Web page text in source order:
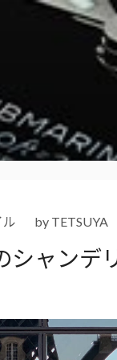
ル by TETSUYA
シャンデ